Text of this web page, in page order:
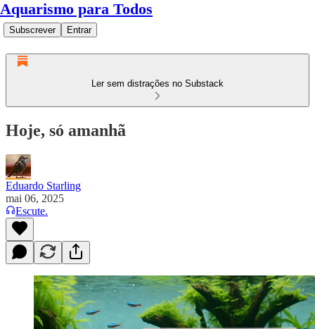
Aquarismo para Todos
Subscrever Entrar
Ler sem distrações no Substack
Hoje, só amanhã
Eduardo Starling
mai 06, 2025
Escute.